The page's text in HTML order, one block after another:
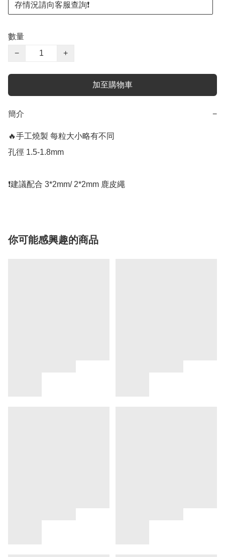
存情況請向客服查詢❗️
數量
−
+
加至購物車
簡介 −
🔥手工燒製 每粒大小略有不同
孔徑 1.5-1.8mm
你可能感興趣的商品